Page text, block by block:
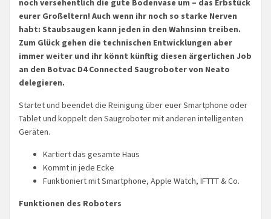
noch versehentlich die gute Bodenvase um – das Erbstück
eurer Großeltern! Auch wenn ihr noch so starke Nerven
habt: Staubsaugen kann jeden in den Wahnsinn treiben.
Zum Glück gehen die technischen Entwicklungen aber
immer weiter und ihr könnt künftig diesen ärgerlichen Job
an den Botvac D4 Connected Saugroboter von Neato
delegieren.
Startet und beendet die Reinigung über euer Smartphone oder
Tablet und koppelt den Saugroboter mit anderen intelligenten
Geräten.
Kartiert das gesamte Haus
Kommt in jede Ecke
Funktioniert mit Smartphone, Apple Watch, IFTTT & Co.
Funktionen des Roboters